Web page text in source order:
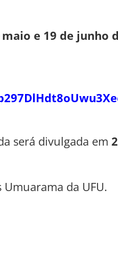
e 19 de junho
será divulgada em
da UFU.